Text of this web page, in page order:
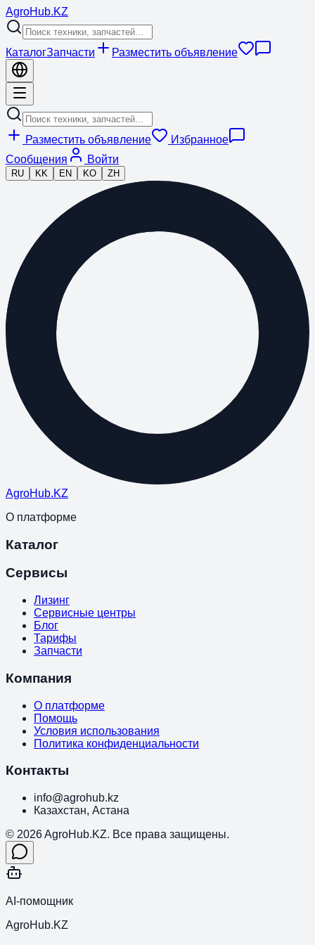
AgroHub.KZ
КаталогЗапчасти Разместить объявление
Разместить объявление
Избранное
Сообщения
Войти
RU KK EN KO ZH
AgroHub.KZ
О платформе
Каталог
Сервисы
Лизинг
Сервисные центры
Блог
Тарифы
Запчасти
Компания
О платформе
Помощь
Условия использования
Политика конфиденциальности
Контакты
info@agrohub.kz
Казахстан, Астана
© 2026 AgroHub.KZ. Все права защищены.
AI-помощник
AgroHub.KZ